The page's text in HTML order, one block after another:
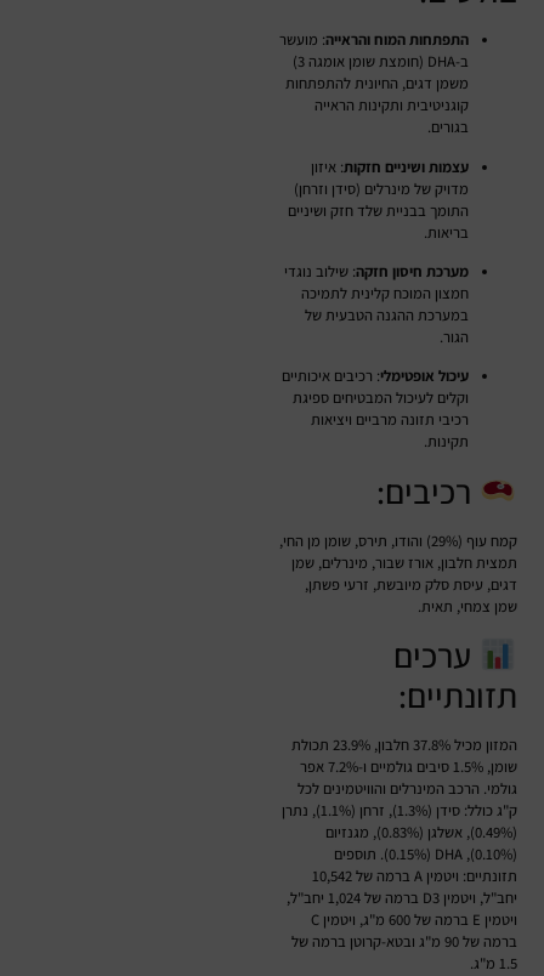
התפתחות המוח והראייה: מועשר
ב-DHA (חומצת שומן אומגה 3)
משמן דגים, החיונית להתפתחות
קוגניטיבית ותקינות הראייה
בגורים.
עצמות ושיניים חזקות: איזון
מדויק של מינרלים (סידן וזרחן)
התומך בבניית שלד חזק ושיניים
בריאות.
מערכת חיסון חזקה: שילוב נוגדי
חמצון המוכח קלינית לתמיכה
במערכת ההגנה הטבעית של
הגור.
עיכול אופטימלי: רכיבים איכותיים
וקלים לעיכול המבטיחים ספיגת
רכיבי תזונה מרביים ויציאות
תקינות.
רכיבים:
קמח עוף (29%) והודו, תירס, שומן מן החי,
תמצית חלבון, אורז שבור, מינרלים, שמן
דגים, עיסת סלק מיובשת, זרעי פשתן,
שמן צמחי, תאית.
ערכים
תזונתיים:
המזון מכיל 37.8% חלבון, 23.9% תכולת
שומן, 1.5% סיבים גולמיים ו-7.2% אפר
גולמי. הרכב המינרלים והוויטמינים לכל
ק"ג כולל: סידן (1.3%), זרחן (1.1%), נתרן
(0.49%), אשלגן (0.83%), מגנזיום
(0.10%), DHA‏ (0.15%). תוספים
תזונתיים: ויטמין A ברמה של 10,542
יחב"ל, ויטמין D3 ברמה של 1,024 יחב"ל,
ויטמין E ברמה של 600 מ"ג, ויטמין C
ברמה של 90 מ"ג ובטא-קרוטן ברמה של
1.5 מ"ג.